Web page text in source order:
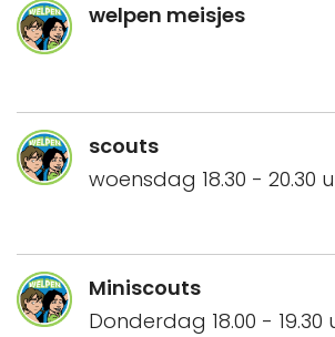
welpen meisjes
scouts
woensdag 18.30 - 20.30
Miniscouts
Donderdag 18.00 - 19.30